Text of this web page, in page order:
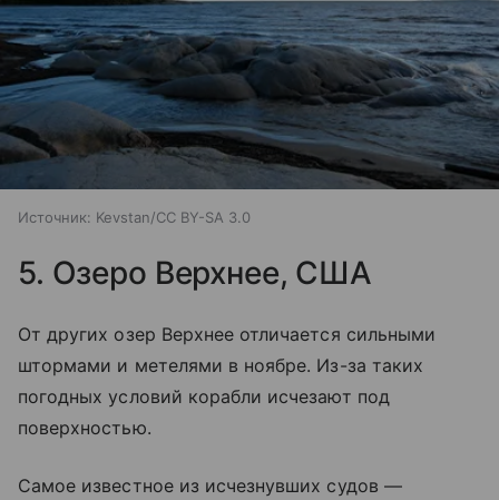
Источник: Kevstan/CC BY-SA 3.0
5. Озеро Верхнее, США
От других озер Верхнее отличается сильными
штормами и метелями в ноябре. Из-за таких
погодных условий корабли исчезают под
поверхностью.
Самое известное из исчезнувших судов —